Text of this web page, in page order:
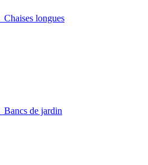
Chaises longues
Bancs de jardin